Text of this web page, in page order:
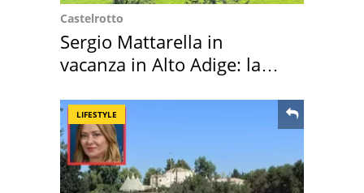
Castelrotto
Sergio Mattarella in
vacanza in Alto Adige: la
LIFESTYLE